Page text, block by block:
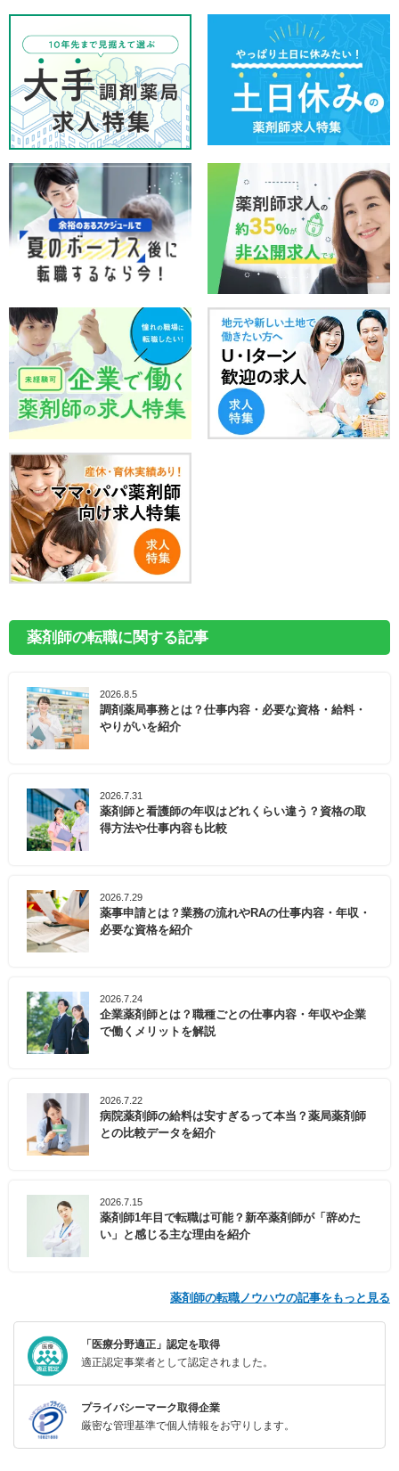
薬剤師の転職に関する記事
2026.8.5
調剤薬局事務とは？仕事内容・必要な資格・給料・
やりがいを紹介
2026.7.31
薬剤師と看護師の年収はどれくらい違う？資格の取
得方法や仕事内容も比較
2026.7.29
薬事申請とは？業務の流れやRAの仕事内容・年収・
必要な資格を紹介
2026.7.24
企業薬剤師とは？職種ごとの仕事内容・年収や企業
で働くメリットを解説
2026.7.22
病院薬剤師の給料は安すぎるって本当？薬局薬剤師
との比較データを紹介
2026.7.15
薬剤師1年目で転職は可能？新卒薬剤師が「辞めた
い」と感じる主な理由を紹介
薬剤師の転職ノウハウの記事をもっと見る
「医療分野適正」認定を取得
適正認定事業者として認定されました。
プライバシーマーク取得企業
厳密な管理基準で個人情報をお守りします。